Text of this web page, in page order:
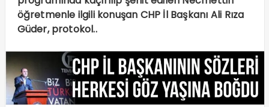
öğretmenle ilgili konuşan CHP İl Başkanı Ali Rıza
Güder, protokol..